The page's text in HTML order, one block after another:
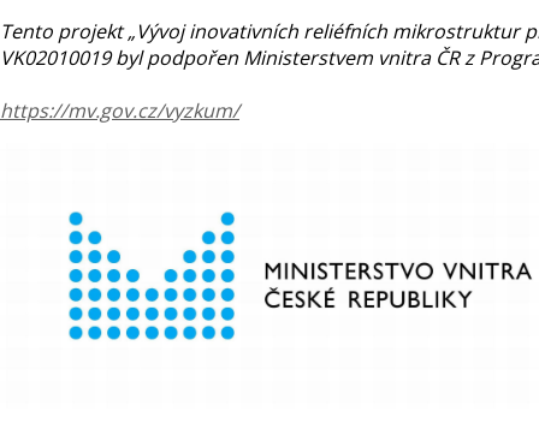
Tento projekt „Vývoj inovativních reliéfních mikrostruktur
VK02010019 byl podpořen Ministerstvem vnitra ČR z
https://mv.gov.cz/vyzkum/